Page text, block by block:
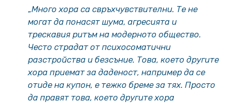
„Много хора са свръхчувствителни. Те не
могат да понасят шума, агресията и
трескавия ритъм на модерното общество.
Често страдат от психосоматични
разстройства и безсъние. Това, което другите
хора приемат за даденост, например да се
отиде на купон, е тежко бреме за тях. Просто
да правят това, което другите хора